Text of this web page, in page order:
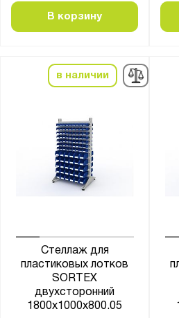
В корзину
в наличии
Стеллаж для
пластиковых лотков
SORTEX
двухсторонний
1800x1000x800.05